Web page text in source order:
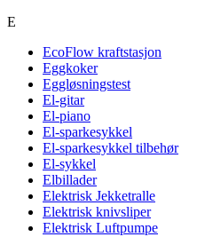
E
EcoFlow kraftstasjon
Eggkoker
Eggløsningstest
El-gitar
El-piano
El-sparkesykkel
El-sparkesykkel tilbehør
El-sykkel
Elbillader
Elektrisk Jekketralle
Elektrisk knivsliper
Elektrisk Luftpumpe